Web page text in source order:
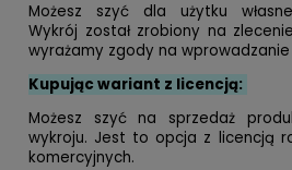
Możesz szyć dla użytku
Wykrój został zrobiony na
wyrażamy zgody na
Kupując wariant z licencją:
Możesz szyć na sprzedaż
wykroju. Jest to opcja z licencją
komercyjnych.